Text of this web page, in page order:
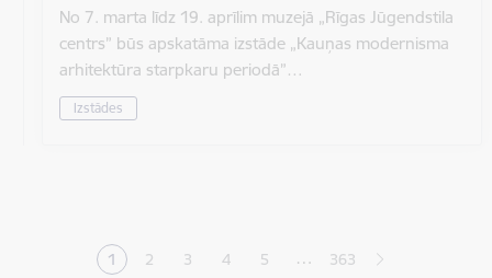
No 7. marta līdz 19. aprīlim muzejā „Rīgas Jūgendstila
centrs” būs apskatāma izstāde „Kauņas modernisma
arhitektūra starpkaru periodā”…
Izstādes
Pašreizējā lapa
1 Lapa
2 Lapa
3 Lapa
4 Lapa
5 … 363